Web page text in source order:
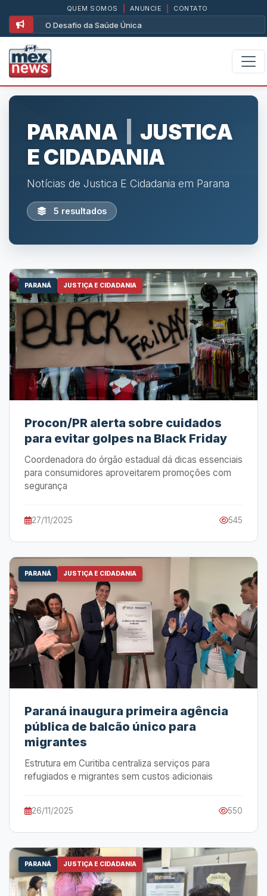
O Desafio da Saúde Única
QUEM SOMOS ANUNCIE CONTATO
PARANA
JUSTICA
E CIDADANIA
Notícias de Justica E Cidadania em Parana
5 resultados
PARANÁ JUSTIÇA E CIDADANIA
Procon/PR alerta sobre cuidados
para evitar golpes na Black Friday
Coordenadora do órgão estadual dá dicas essenciais
para consumidores aproveitarem promoções com
segurança
27/11/2025 545
PARANÁ JUSTIÇA E CIDADANIA
Paraná inaugura primeira agência
pública de balcão único para
migrantes
Estrutura em Curitiba centraliza serviços para
refugiados e migrantes sem custos adicionais
26/11/2025 550
PARANÁ JUSTIÇA E CIDADANIA